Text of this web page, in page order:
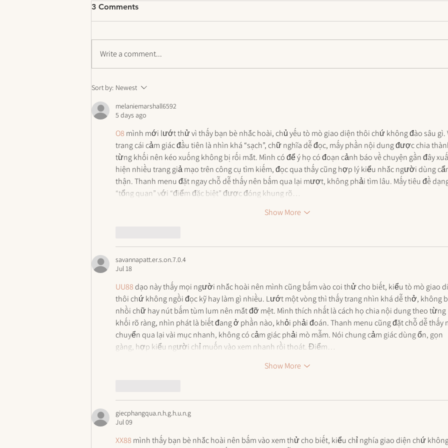
5 Simple Steps to Get a
NOW
3 Comments
Write a comment...
Sort by: Newest
melaniemarshall6592
5 days ago
O8 mình mới lướt thử vì thấy bạn bè nhắc hoài, chủ yếu tò mò giao diện thôi chứ không đào sâu gì.
trang cái cảm giác đầu tiên là nhìn khá “sạch”, chữ nghĩa dễ đọc, mấy phần nội dung được chia
từng khối nên kéo xuống không bị rối mắt. Mình có để ý họ có đoạn cảnh báo về chuyện gần đây
hiện nhiều trang giả mạo trên công cụ tìm kiếm, đọc qua thấy cũng hợp lý kiểu nhắc người dùng
thận. Thanh menu đặt ngay chỗ dễ thấy nên bấm qua lại mượt, không phải tìm lâu. Mấy tiêu đề
“tổng quan” với “điểm đặc biệt” được đóng khung rõ…
Show More
savannapatt.er.s.on.7.0.4
Jul 18
UU88 dạo này thấy mọi người nhắc hoài nên mình cũng bấm vào coi thử cho biết, kiểu tò mò giao
thôi chứ không ngồi đọc kỹ hay làm gì nhiều. Lướt một vòng thì thấy trang nhìn khá dễ thở, không
nhồi chữ hay nút bấm tùm lum nên mắt đỡ mệt. Mình thích nhất là cách họ chia nội dung theo từng
khối rõ ràng, nhìn phát là biết đang ở phần nào, khỏi phải đoán. Thanh menu cũng đặt chỗ dễ thấy
chuyển qua lại vài mục nhanh, không có cảm giác phải mò mẫm. Nói chung cảm giác dùng ổn, gọn
gàng, hợp kiểu người chỉ muốn vào xem nhanh rồi thoát. Điểm…
Show More
giecphangqua.n.h.g.h.u.n.g
Jul 09
XX88 mình thấy bạn bè nhắc hoài nên bấm vào xem thử cho biết, kiểu chỉ nghía giao diện chứ